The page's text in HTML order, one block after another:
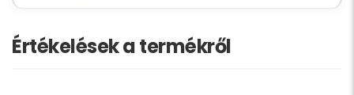
Értékelések a termékről